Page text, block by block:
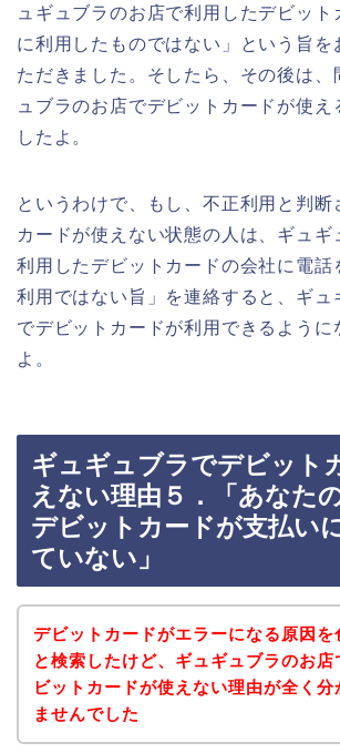
ュギュブラのお店で利用したデビット
に利用したものではない」という旨を
ただきました。そしたら、その後は、
ュブラのお店でデビットカードが使え
したよ。
というわけで、もし、不正利用と判断
カードが使えない状態の人は、ギュギ
利用したデビットカードの会社に電話
利用ではない旨」を連絡すると、ギュ
でデビットカードが利用できるように
よ。
ギュギュブラでデビット
えない理由５．「あなた
デビットカードが支払い
ていない」
デビットカードがエラーになる原因を
と検索したけど、ギュギュブラのお店
ビットカードが使えない理由が全く分
ませんでした